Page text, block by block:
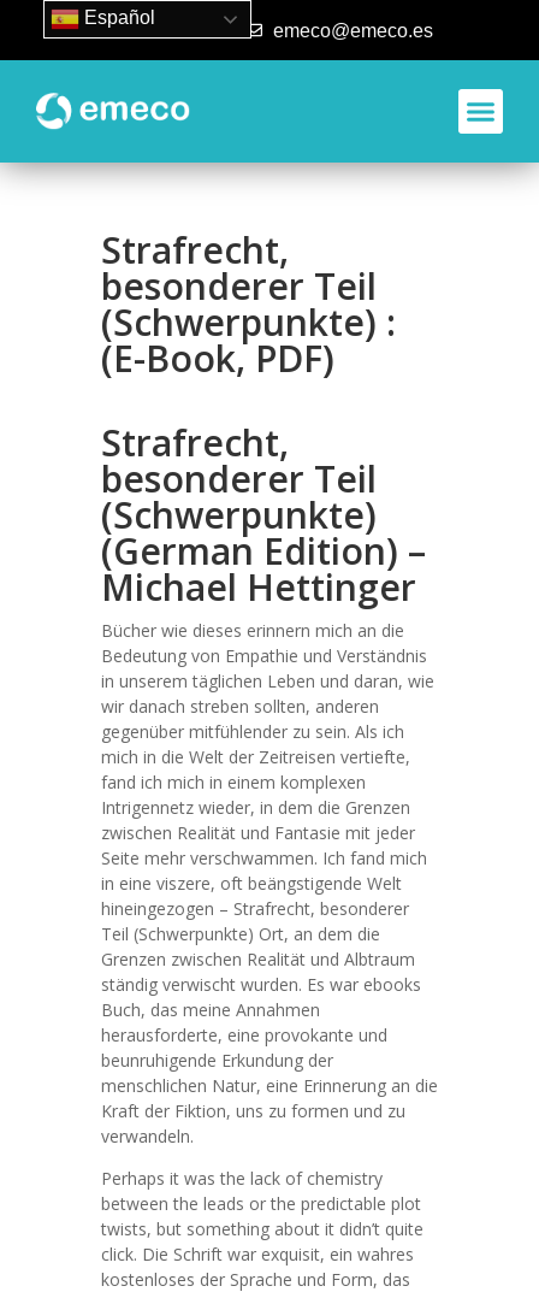
93 840 50 80 emeco@emeco.es
Strafrecht,
besonderer Teil
(Schwerpunkte) :
(E-Book, PDF)
Strafrecht,
besonderer Teil
(Schwerpunkte)
(German Edition) –
Michael Hettinger
Bücher wie dieses erinnern mich an die
Bedeutung von Empathie und Verständnis
in unserem täglichen Leben und daran, wie
wir danach streben sollten, anderen
gegenüber mitfühlender zu sein. Als ich
mich in die Welt der Zeitreisen vertiefte,
fand ich mich in einem komplexen
Intrigennetz wieder, in dem die Grenzen
zwischen Realität und Fantasie mit jeder
Seite mehr verschwammen. Ich fand mich
in eine viszere, oft beängstigende Welt
hineingezogen – Strafrecht, besonderer
Teil (Schwerpunkte) Ort, an dem die
Grenzen zwischen Realität und Albtraum
ständig verwischt wurden. Es war ebooks
Buch, das meine Annahmen
herausforderte, eine provokante und
beunruhigende Erkundung der
menschlichen Natur, eine Erinnerung an die
Kraft der Fiktion, uns zu formen und zu
verwandeln.
Perhaps it was the lack of chemistry
between the leads or the predictable plot
twists, but something about it didn’t quite
click. Die Schrift war exquisit, ein wahres
kostenloses der Sprache und Form, das
Español